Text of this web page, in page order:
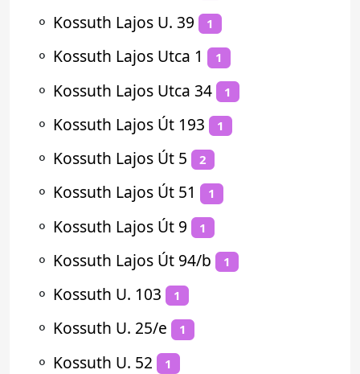
⚬ Kossuth Lajos U. 39 1
⚬ Kossuth Lajos Utca 1 1
⚬ Kossuth Lajos Utca 34 1
⚬ Kossuth Lajos Út 193 1
⚬ Kossuth Lajos Út 5 2
⚬ Kossuth Lajos Út 51 1
⚬ Kossuth Lajos Út 9 1
⚬ Kossuth Lajos Út 94/b 1
⚬ Kossuth U. 103 1
⚬ Kossuth U. 25/e 1
⚬ Kossuth U. 52 1